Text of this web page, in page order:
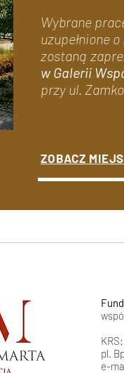
Wybrane
uzupełnione
zostaną
w Galerii
przy ul.
ZOBACZ
pl.
e-